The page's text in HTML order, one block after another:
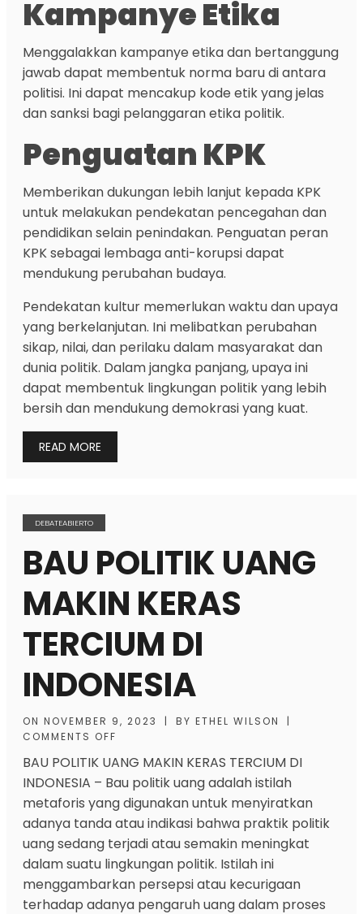
Kampanye Etika
Menggalakkan kampanye etika dan bertanggung
jawab dapat membentuk norma baru di antara
politisi. Ini dapat mencakup kode etik yang jelas
dan sanksi bagi pelanggaran etika politik.
Penguatan KPK
Memberikan dukungan lebih lanjut kepada KPK
untuk melakukan pendekatan pencegahan dan
pendidikan selain penindakan. Penguatan peran
KPK sebagai lembaga anti-korupsi dapat
mendukung perubahan budaya.
Pendekatan kultur memerlukan waktu dan upaya
yang berkelanjutan. Ini melibatkan perubahan
sikap, nilai, dan perilaku dalam masyarakat dan
dunia politik. Dalam jangka panjang, upaya ini
dapat membentuk lingkungan politik yang lebih
bersih dan mendukung demokrasi yang kuat.
READ MORE
DEBATEABIERTO
BAU POLITIK UANG
MAKIN KERAS
TERCIUM DI
INDONESIA
ON NOVEMBER 9, 2023 | BY ETHEL WILSON
|
COMMENTS OFF
BAU POLITIK UANG MAKIN KERAS TERCIUM DI
INDONESIA – Bau politik uang adalah istilah
metaforis yang digunakan untuk menyiratkan
adanya tanda atau indikasi bahwa praktik politik
uang sedang terjadi atau semakin meningkat
dalam suatu lingkungan politik. Istilah ini
menggambarkan persepsi atau kecurigaan
terhadap adanya pengaruh uang dalam proses